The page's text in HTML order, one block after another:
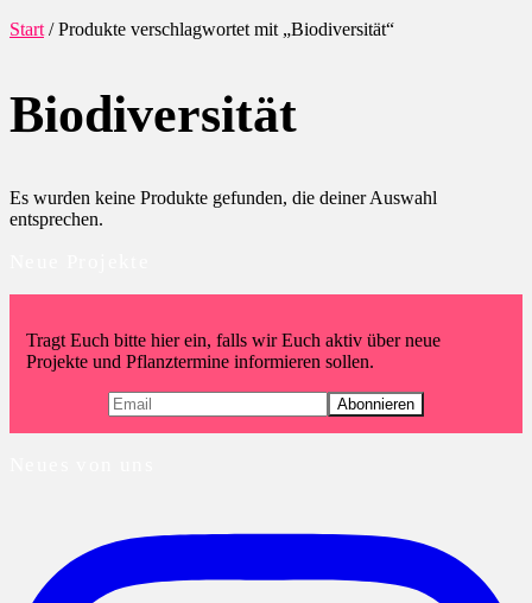
Start / Produkte verschlagwortet mit „Biodiversität“
Biodiversität
Es wurden keine Produkte gefunden, die deiner Auswahl
entsprechen.
Tragt Euch bitte hier ein, falls wir Euch aktiv über neue
Projekte und Pflanztermine informieren sollen.